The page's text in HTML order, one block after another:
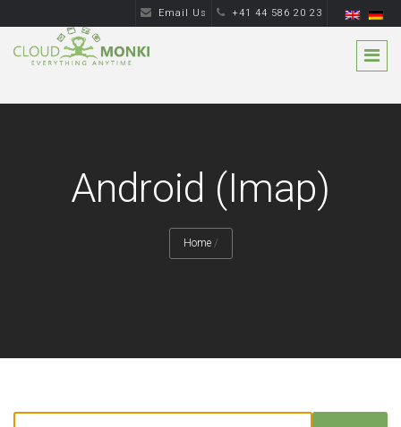
Email Us +41 44 586 20 23
Android (Imap)
Home /